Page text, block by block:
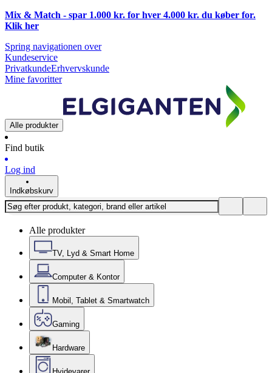
Mix & Match - spar 1.000 kr. for hver 4.000 kr. du køber for.
Klik her
Spring navigationen over
Kundeservice
PrivatkundeErhvervskunde
Mine favoritter
Alle produkter
Find butik
Log ind
Indkøbskurv
Alle produkter
TV, Lyd & Smart Home
Computer & Kontor
Mobil, Tablet & Smartwatch
Gaming
Hardware